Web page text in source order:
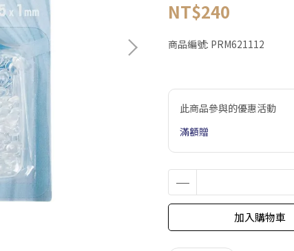
NT$240
商品編號: PRM621112
此商品參與的優惠活動
滿額贈
加入購物車